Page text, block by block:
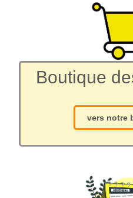
Boutique
vers notre